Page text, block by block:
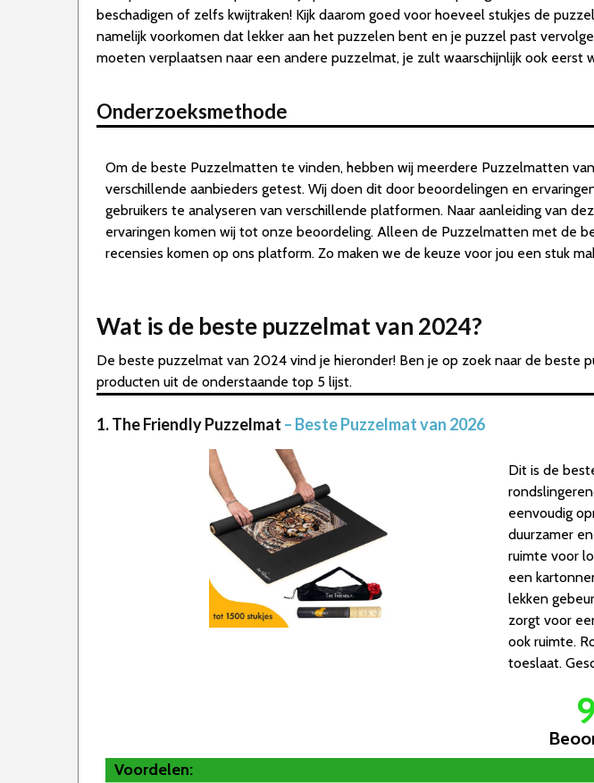
beschadigen of zelfs kwijtraken! Kijk daarom goed voor hoeveel stukjes de
namelijk voorkomen dat lekker aan het puzzelen bent en je puzzel past
moeten verplaatsen naar een andere puzzelmat, je zult waarschijnlijk ook
Onderzoeksmethode
Om de beste Puzzelmatten te vinden, hebben wij meerdere Puzzelmatten van
verschillende aanbieders getest. Wij doen dit door beoordelingen en
gebruikers te analyseren van verschillende platformen. Naar aanleiding van
ervaringen komen wij tot onze beoordeling. Alleen de Puzzelmatten met de
recensies komen op ons platform. Zo maken we de keuze voor jou een stuk
Wat is de beste puzzelmat van 2024?
De beste puzzelmat van 2024 vind je hieronder! Ben je op zoek naar de
producten uit de onderstaande top 5 lijst.
1. The Friendly Puzzelmat – Beste Puzzelmat van 2026
Dit is de
eenvoudig
duurzamer
ruimte voor
een
lekken
zorgt voor
ook ruimte.
toeslaat.
Voordelen: